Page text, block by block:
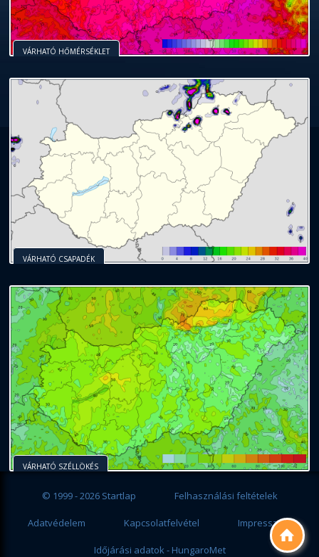

VÁRHATÓ HŐMÉRSÉKLET
VÁRHATÓ CSAPADÉK
VÁRHATÓ SZÉLLÖKÉS
© 1999 - 2026 Startlap Felhasználási feltételek
Adatvédelem Kapcsolatfelvétel Impresszum
Időjárási adatok - HungaroMet